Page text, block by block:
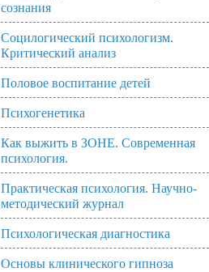
сознания
Социлогический психологизм.
Критический анализ
Половое воспитание детей
Психогенетика
Как выжить в ЗОНЕ. Современная
психология.
Практическая психология. Научно-
методический журнал
Психологическая диагностика
Основы клинического гипноза